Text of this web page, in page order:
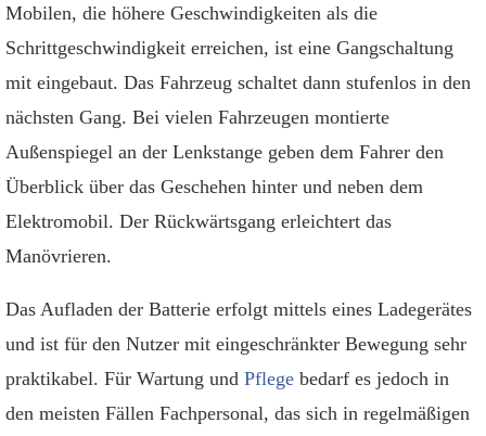
Mobilen, die höhere Geschwindigkeiten als die
Schrittgeschwindigkeit erreichen, ist eine Gangschaltung
mit eingebaut. Das Fahrzeug schaltet dann stufenlos in den
nächsten Gang. Bei vielen Fahrzeugen montierte
Außenspiegel an der Lenkstange geben dem Fahrer den
Überblick über das Geschehen hinter und neben dem
Elektromobil. Der Rückwärtsgang erleichtert das
Manövrieren.
Das Aufladen der Batterie erfolgt mittels eines Ladegerätes
und ist für den Nutzer mit eingeschränkter Bewegung sehr
praktikabel. Für Wartung und Pflege bedarf es jedoch in
den meisten Fällen Fachpersonal, das sich in regelmäßigen